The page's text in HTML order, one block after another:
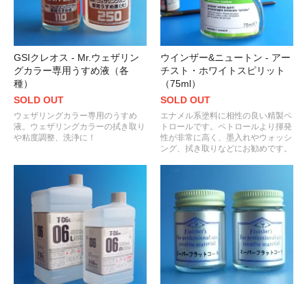
GSIクレオス - Mr.ウェザリン
グカラー専用うすめ液（各
種）
SOLD OUT
ウェザリングカラー専用のうすめ
液。ウェザリングカラーの拭き取り
や粘度調整、洗浄に！
ウインザー&ニュートン - アー
チスト・ホワイトスピリット
（75ml）
SOLD OUT
エナメル系塗料に相性の良い精製ペ
トロールです。ペトロールより揮発
性が非常に高く、墨入れやウォッシ
ング、拭き取りなどにお勧めです。